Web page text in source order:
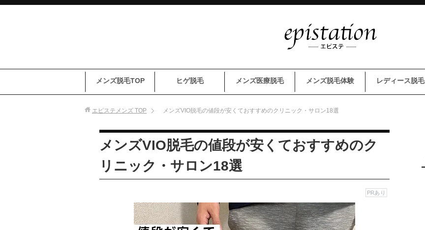
メンズ脱毛TOP ヒゲ脱毛 メンズ医療脱毛 メンズ脱毛体験 レディース脱毛
エピステメンズ TOP メンズVIO脱毛の値段が安くておすすめのクリニック・サロン18選
メンズVIO脱毛の値段が安くておすすめのク
リニック・サロン18選
PRあり